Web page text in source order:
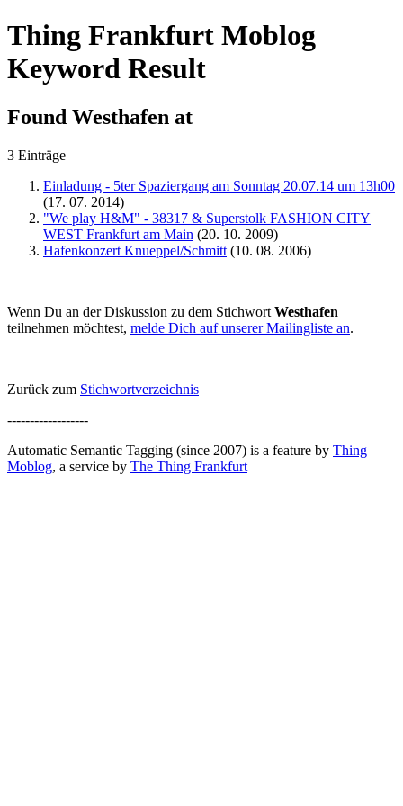
Thing Frankfurt Moblog
Keyword Result
Found Westhafen at
3 Einträge
Einladung - 5ter Spaziergang am Sonntag 20.07.14 um 13h00
(17. 07. 2014)
"We play H&M" - 38317 & Superstolk FASHION CITY
WEST Frankfurt am Main (20. 10. 2009)
Hafenkonzert Knueppel/Schmitt (10. 08. 2006)
Wenn Du an der Diskussion zu dem Stichwort Westhafen
teilnehmen möchtest, melde Dich auf unserer Mailingliste an.
Zurück zum Stichwortverzeichnis
------------------
Automatic Semantic Tagging (since 2007) is a feature by Thing
Moblog, a service by The Thing Frankfurt